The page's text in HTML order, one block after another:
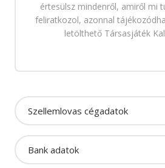
értesülsz mindenről, amiről mi
feliratkozol, azonnal
letölthető Társasjáték
Szellemlovas cégadatok
Bank adatok